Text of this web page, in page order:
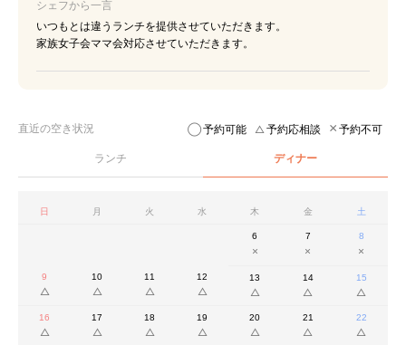
シェフから一言
いつもとは違うランチを提供させていただきます。
家族女子会ママ会対応させていただきます。
直近の空き状況 予約可能 予約応相談 予約不可
ランチ ディナー
日 月 火 水 木 金 土
6 7 8
9 10 11 12 13 14 15
16 17 18 19 20 21 22